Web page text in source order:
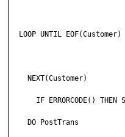
LOOP UNTIL
NEXT(Customer)
IF ERRORCODE() THEN
DO PostTrans